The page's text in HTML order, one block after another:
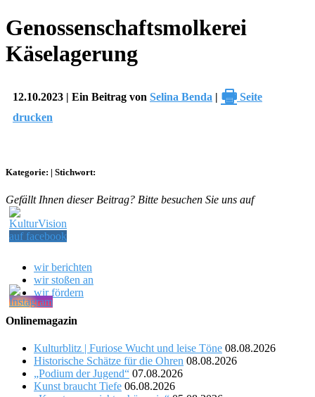
Genossenschaftsmolkerei
Käselagerung
12.10.2023 | Ein Beitrag von Selina Benda | 🖶 Seite
drucken
Kategorie: | Stichwort:
Gefällt Ihnen dieser Beitrag? Bitte besuchen Sie uns auf
wir berichten
wir stoßen an
wir fördern
Onlinemagazin
Kulturblitz | Furiose Wucht und leise Töne 08.08.2026
Historische Schätze für die Ohren 08.08.2026
„Podium der Jugend“ 07.08.2026
Kunst braucht Tiefe 06.08.2026